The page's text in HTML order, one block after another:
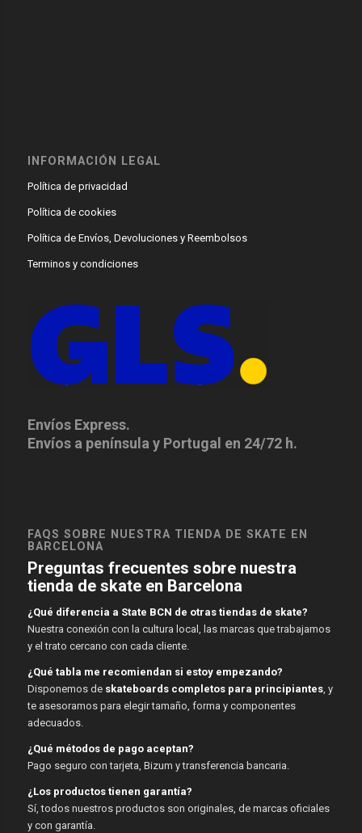
INFORMACIÓN LEGAL
Política de privacidad
Política de cookies
Política de Envíos, Devoluciones y Reembolsos
Terminos y condiciones
Envíos Express.
Envíos a península y Portugal en 24/72 h.
FAQS SOBRE NUESTRA TIENDA DE SKATE EN
BARCELONA
Preguntas frecuentes sobre nuestra
tienda de skate en Barcelona
¿Qué diferencia a State BCN de otras tiendas de skate?
Nuestra conexión con la cultura local, las marcas que trabajamos
y el trato cercano con cada cliente.
¿Qué tabla me recomiendan si estoy empezando?
Disponemos de skateboards completos para principiantes, y
te asesoramos para elegir tamaño, forma y componentes
adecuados.
¿Qué métodos de pago aceptan?
Pago seguro con tarjeta, Bizum y transferencia bancaria.
¿Los productos tienen garantía?
Sí, todos nuestros productos son originales, de marcas oficiales
y con garantía.